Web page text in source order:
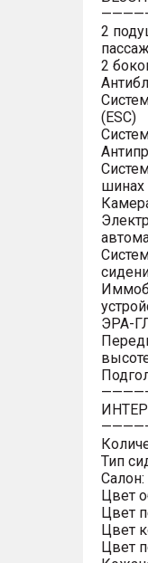
2
2
(ESC)
шинах
ЭРА-
Тип
Цвет
Цвет
Цвет
Цвет